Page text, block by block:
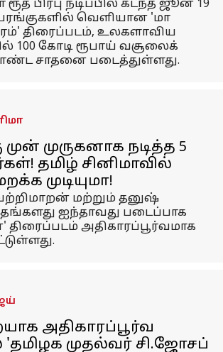
பிரபு நடிப்பில் கடந்த ஜூன் 19
வெளியான 'மா
திரைப்படம், உலகளாவிய
100 கோடி ரூபாய் வசூலைக்
சாதனை படைத்துள்ளது.
முருகனாக நடித்த 5
தமிழ் சினிமாவில்
முடியுமா!
மற்றும் தனுஷ்
ஐந்தாவது படைப்பாக
திரைப்படம் அதிகாரப்பூர்வமாக
அதிகாரப்பூர்வ
முதல்வர் சி.ஜோசப்